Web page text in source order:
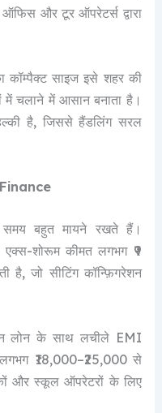
और टूर ऑपरेटर्स द्वारा
कॉम्पैक्ट साइज इसे शहर की
में चलाने में आसान बनाता है।
है, जिससे हैंडलिंग सरल
बहुत मायने रखते हैं।
शोरूम कीमत लगभग ₹9
जो सीटिंग कॉन्फ़िगरेशन
लोन के साथ लचीले EMI
₹18,000–₹25,000 से
और स्कूल ऑपरेटरों के लिए